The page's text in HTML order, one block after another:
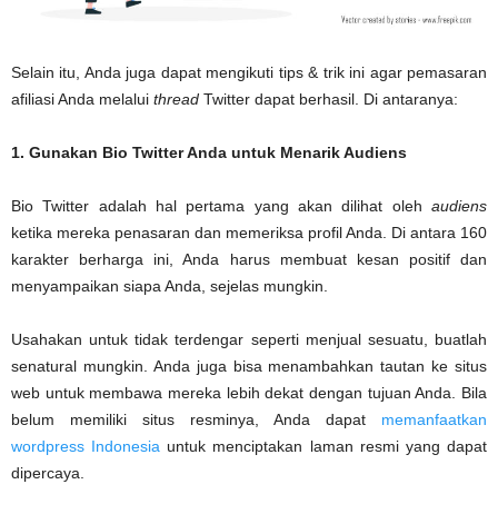
Selain itu, Anda juga dapat mengikuti tips & trik ini agar pemasaran
afiliasi Anda melalui thread Twitter dapat berhasil. Di antaranya:
1. Gunakan Bio Twitter Anda untuk Menarik Audiens
Bio Twitter adalah hal pertama yang akan dilihat oleh audiens
ketika mereka penasaran dan memeriksa profil Anda. Di antara 160
karakter berharga ini, Anda harus membuat kesan positif dan
menyampaikan siapa Anda, sejelas mungkin.
Usahakan untuk tidak terdengar seperti menjual sesuatu, buatlah
senatural mungkin. Anda juga bisa menambahkan tautan ke situs
web untuk membawa mereka lebih dekat dengan tujuan Anda. Bila
belum memiliki situs resminya, Anda dapat memanfaatkan
wordpress Indonesia untuk menciptakan laman resmi yang dapat
dipercaya.